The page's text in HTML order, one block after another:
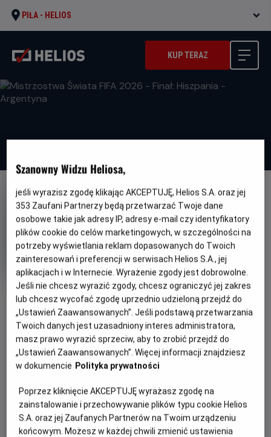
PIŁA - HELIOS
KUP TERAZ
OBSERWUJ
Mistrzostwa Świata FIFA 2026 -
Finał: Hiszpania - Argentyna
Oryginalny
tytuł
Mistrzostwa Świata FIFA 2026 - Finał
Sportowy
Czas
trwania
240 min
OPIS WYDARZENIA
Czas na najważniejszy mecz turnieju, który z
vs Ameryka. Hiszpania kontra Argentyna.
Która reprezentacja sięgnie po najcenniejsze trofeum
okaże się już w najbliższą niedzielę.
Szanowny Widzu Heliosa,
jeśli wyrazisz zgodę klikając AKCEPTUJĘ, Helios S.A. oraz jej
353 Zaufani Partnerzy będą przetwarzać Twoje dane
osobowe takie jak adresy IP, adresy e-mail czy identyfikatory
plików cookie do celów marketingowych, w szczególności na
potrzeby wyświetlania reklam dopasowanych do Twoich
zainteresowań i preferencji w serwisach Helios S.A., jej
aplikacjach i w Internecie. Wyrażenie zgody jest dobrowolne.
Jeśli nie chcesz wyrazić zgody, chcesz ograniczyć jej zakres
lub chcesz wycofać zgodę uprzednio udzieloną przejdź do
„Ustawień Zaawansowanych”. Jeśli podstawą przetwarzania
Twoich danych jest uzasadniony interes administratora,
masz prawo wyrazić sprzeciw, aby to zrobić przejdź do
„Ustawień Zaawansowanych”. Więcej informacji znajdziesz
w dokumencie Polityka prywatności
Poprzez kliknięcie AKCEPTUJĘ wyrażasz zgodę na
zainstalowanie i przechowywanie plików typu cookie Helios
S.A. oraz jej Zaufanych Partnerów na Twoim urządzeniu
końcowym. Możesz w każdej chwili zmienić ustawienia